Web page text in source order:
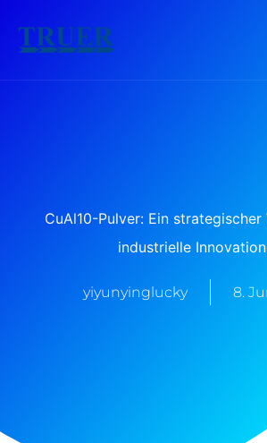
Inhalt
CuAl10-Pulver: Ein
industrielle
yiyunyinglucky 8.